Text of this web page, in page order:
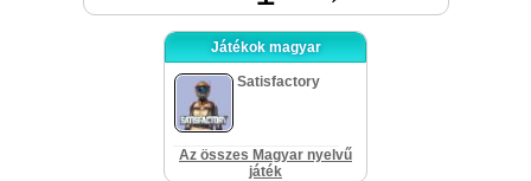
Játékok magyar
Satisfactory
Az összes Magyar nyelvű
játék